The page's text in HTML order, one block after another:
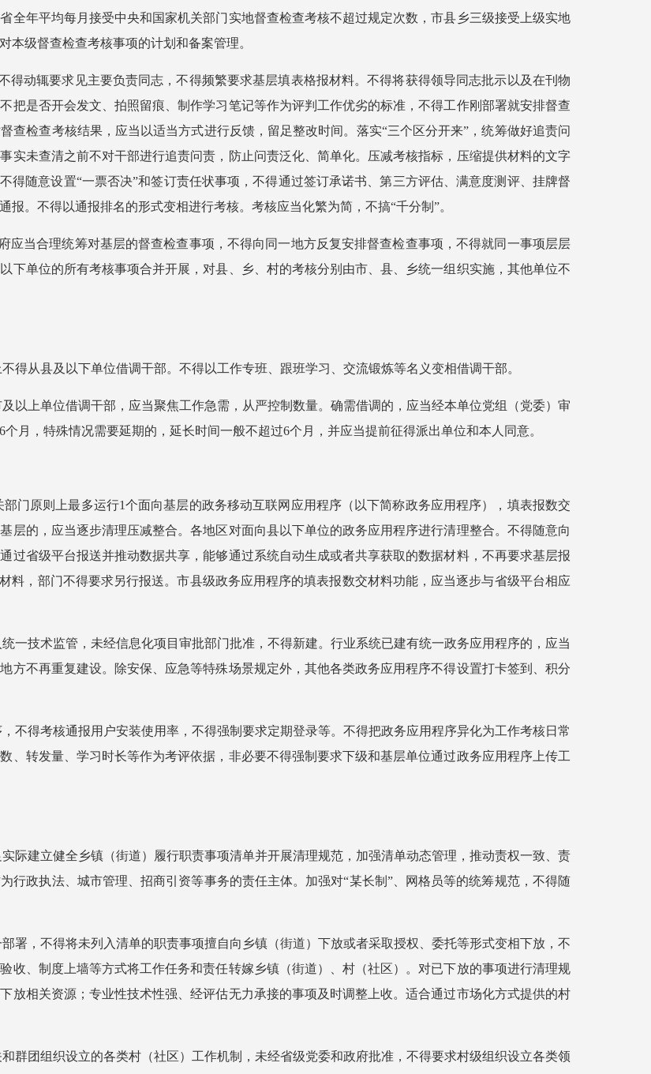
全年平均每月接受中央和国家机关部门实地督查检查考核不超过规定次数，市县乡三级接受上级实地
本级督查检查考核事项的计划和备案管理。
得动辄要求见主要负责同志，不得频繁要求基层填表格报材料。不得将获得领导同志批示以及在刊物
把是否开会发文、拍照留痕、制作学习笔记等作为评判工作优劣的标准，不得工作刚部署就安排督查
查检查考核结果，应当以适当方式进行反馈，留足整改时间。落实“三个区分开来”，统筹做好追责问
实未查清之前不对干部进行追责问责，防止问责泛化、简单化。压减考核指标，压缩提供材料的文字
得随意设置“一票否决”和签订责任状事项，不得通过签订承诺书、第三方评估、满意度测评、挂牌督
。不得以通报排名的形式变相进行考核。考核应当化繁为简，不搞“千分制”。
应当合理统筹对基层的督查检查事项，不得向同一地方反复安排督查检查事项，不得就同一事项层层
下单位的所有考核事项合并开展，对县、乡、村的考核分别由市、县、乡统一组织实施，其他单位不
得从县及以下单位借调干部。不得以工作专班、跟班学习、交流锻炼等名义变相借调干部。
以上单位借调干部，应当聚焦工作急需，从严控制数量。确需借调的，应当经本单位党组（党委）审
月，特殊情况需要延期的，延长时间一般不超过6个月，并应当提前征得派出单位和本人同意。
门原则上最多运行1个面向基层的政务移动互联网应用程序（以下简称政务应用程序），填表报数交
层的，应当逐步清理压减整合。各地区对面向县以下单位的政务应用程序进行清理整合。不得随意向
过省级平台报送并推动数据共享，能够通过系统自动生成或者共享获取的数据材料，不再要求基层报
料，部门不得要求另行报送。市县级政务应用程序的填表报数交材料功能，应当逐步与省级平台相应
一技术监管，未经信息化项目审批部门批准，不得新建。行业系统已建有统一政务应用程序的，应当
方不再重复建设。除安保、应急等特殊场景规定外，其他各类政务应用程序不得设置打卡签到、积分
不得考核通报用户安装使用率，不得强制要求定期登录等。不得把政务应用程序异化为工作考核日常
、转发量、学习时长等作为考评依据，非必要不得强制要求下级和基层单位通过政务应用程序上传工
际建立健全乡镇（街道）履行职责事项清单并开展清理规范，加强清单动态管理，推动责权一致、责
行政执法、城市管理、招商引资等事务的责任主体。加强对“某长制”、网格员等的统筹规范，不得随
署，不得将未列入清单的职责事项擅自向乡镇（街道）下放或者采取授权、委托等形式变相下放，不
收、制度上墙等方式将工作任务和责任转嫁乡镇（街道）、村（社区）。对已下放的事项进行清理规
放相关资源；专业性技术性强、经评估无力承接的事项及时调整上收。适合通过市场化方式提供的村
群团组织设立的各类村（社区）工作机制，未经省级党委和政府批准，不得要求村级组织设立各类领